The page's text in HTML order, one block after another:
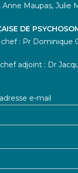
Anne Maupas, Julie
DE
: Pr Dominique
adjoint : Dr
e-mail